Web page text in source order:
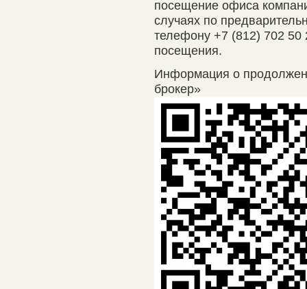
посещение офиса
случаях по
телефону +7 (812) 702 50
посещения.
Информация о
брокер»